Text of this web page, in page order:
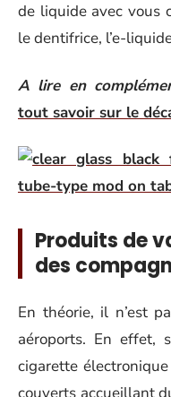
de liquide avec vous
le dentifrice, l’e-
A lire en
tout savoir sur le
Produits de
des
En théorie, il n’est
aéroports. En effet,
cigarette
couverts accueillant